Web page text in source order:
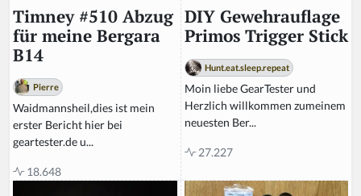
Timney #510 Abzug
für meine Bergara
B14
Pierre
Waidmannsheil,dies ist mein
erster Bericht hier bei
geartester.de u...
18.648
DIY Gewehrauflage
Primos Trigger Stick
Hunt.eat.sleep.repeat
Moin liebe GearTester und
Herzlich willkommen zumeinem
neuesten Ber...
27.227